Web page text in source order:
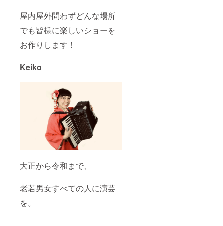
屋内屋外問わずどんな場所
でも皆様に楽しいショーを
お作りします！
Keiko
大正から令和まで、
老若男女すべての人に演芸
を。